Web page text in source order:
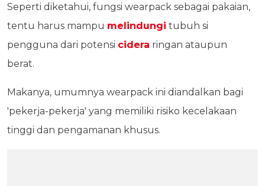
Seperti diketahui, fungsi wearpack sebagai pakaian,
tentu harus mampu melindungi tubuh si
pengguna dari potensi cidera ringan ataupun
berat.
Makanya, umumnya wearpack ini diandalkan bagi
'pekerja-pekerja' yang memiliki risiko kecelakaan
tinggi dan pengamanan khusus.